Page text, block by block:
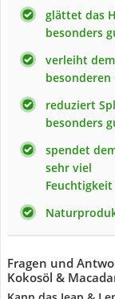
glättet das
besonders
verleiht
besonderen
reduziert
besonders
spendet
sehr viel
Feuchtigkeit
Fragen und
Kokosöl &